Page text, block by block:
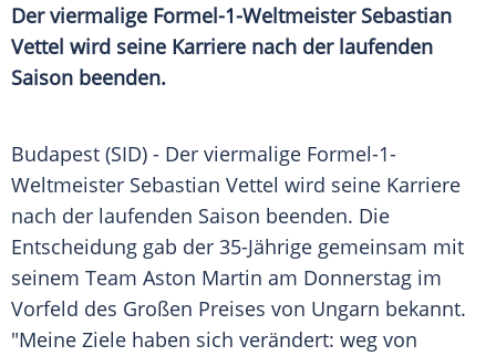
Der viermalige Formel-1-Weltmeister Sebastian
Vettel wird seine Karriere nach der laufenden
Saison beenden.
Budapest (SID) - Der viermalige Formel-1-
Weltmeister Sebastian Vettel wird seine Karriere
nach der laufenden Saison beenden. Die
Entscheidung gab der 35-Jährige gemeinsam mit
seinem Team Aston Martin am Donnerstag im
Vorfeld des Großen Preises von Ungarn bekannt.
"Meine Ziele haben sich verändert: weg von